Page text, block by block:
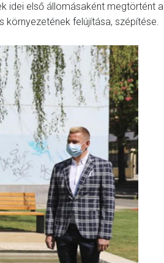
idei első állomásaként megtörtént a
környezetének felújítása, szépítése.